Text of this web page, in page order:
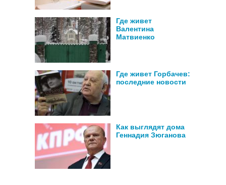
Где живет
Валентина
Матвиенко
Где живет Горбачев:
последние новости
Как выглядят дома
Геннадия Зюганова